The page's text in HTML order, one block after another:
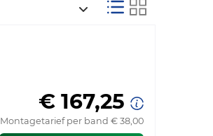
€ 167,25
Montagetarief per band € 38,00